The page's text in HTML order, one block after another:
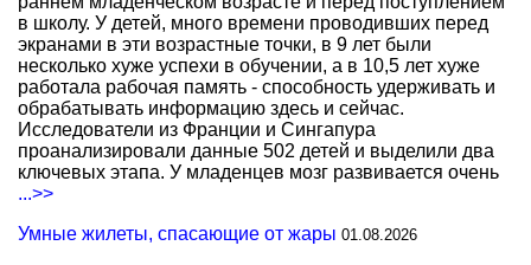
в школу. У детей, много времени проводивших перед
экранами в эти возрастные точки, в 9 лет были
несколько хуже успехи в обучении, а в 10,5 лет хуже
работала рабочая память - способность удерживать и
обрабатывать информацию здесь и сейчас.
Исследователи из Франции и Сингапура
проанализировали данные 502 детей и выделили два
ключевых этапа. У младенцев мозг развивается очень
...>>
Умные жилеты, спасающие от жары 01.08.2026